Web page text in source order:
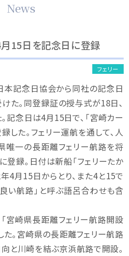
News
月15日を記念日に登録
フェリー
本記念日協会から同社の記念日
た。同登録証の授与式が18日、
記念日は4月15日で、「宮崎カー
した。フェリー運航を通して、人
唯一の長距離フェリー航路を将
登録。日付は新船「フェリーたか
4月15日からとり、また4と15で
良い航路」と呼ぶ語呂合わせも含
宮崎県長距離フェリー航路開設
た。宮崎県の長距離フェリー航路
と川崎を結ぶ京浜航路で開設。